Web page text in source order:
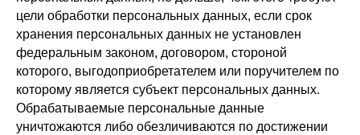
цели обработки персональных данных, если срок
хранения персональных данных не установлен
федеральным законом, договором, стороной
которого, выгодоприобретателем или поручителем по
которому является субъект персональных данных.
Обрабатываемые персональные данные
уничтожаются либо обезличиваются по достижении